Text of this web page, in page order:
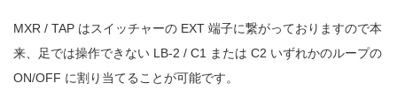
MXR / TAP はスイッチャーの EXT 端子に繋がっておりますので本
来、足では操作できない LB-2 / C1 または C2 いずれかのループの
ON/OFF に割り当てることが可能です。